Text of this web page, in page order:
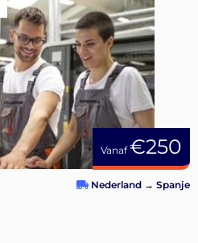
Vanaf€250
Nederland → Spanje